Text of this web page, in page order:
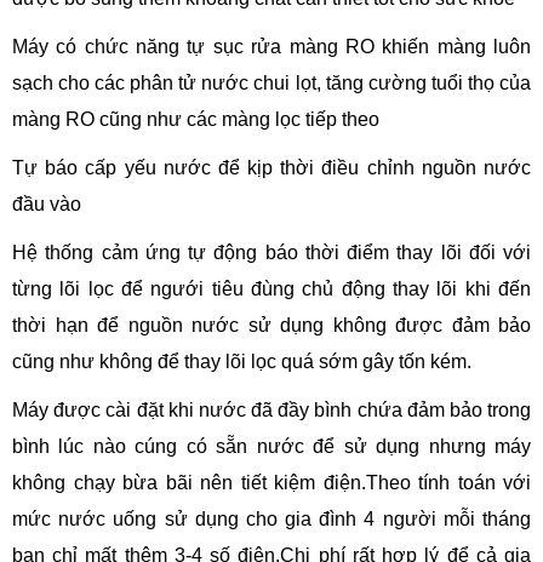
Máy có chức năng tự sục rửa màng RO khiến màng luôn
sạch cho các phân tử nước chui lọt, tăng cường tuổi thọ của
màng RO cũng như các màng lọc tiếp theo
Tự báo cấp yếu nước để kịp thời điều chỉnh nguồn nước
đầu vào
Hệ thống cảm ứng tự động báo thời điểm thay lõi đối với
từng lõi lọc để ngưới tiêu đùng chủ động thay lõi khi đến
thời hạn để nguồn nước sử dụng không được đảm bảo
cũng như không để thay lõi lọc quá sớm gây tốn kém.
Máy được cài đặt khi nước đã đầy bình chứa đảm bảo trong
bình lúc nào cúng có sẵn nước để sử dụng nhưng máy
không chạy bừa bãi nên tiết kiệm điện.Theo tính toán với
mức nước uống sử dụng cho gia đình 4 người mỗi tháng
bạn chỉ mất thêm 3-4 số điện.Chi phí rất hợp lý để cả gia